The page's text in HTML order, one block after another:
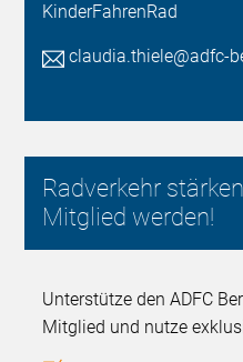
KinderFahrenRad
claudia.thiele@adfc-
Radverkehr
Mitglied werden!
Unterstütze den ADFC
Mitglied und nutze